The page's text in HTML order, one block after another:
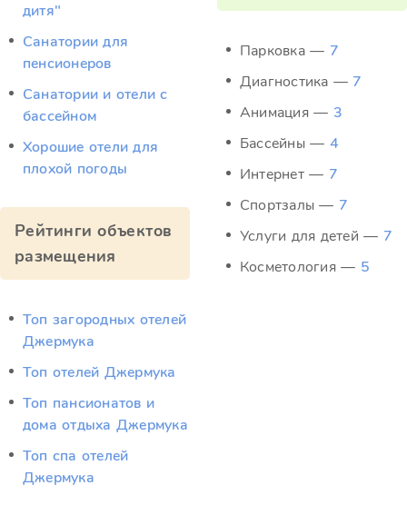
дитя"
Санатории для
пенсионеров
Санатории и отели с
бассейном
Хорошие отели для
плохой погоды
Рейтинги объектов
размещения
Топ загородных отелей
Джермука
Топ отелей Джермука
Топ пансионатов и
дома отдыха Джермука
Топ спа отелей
Джермука
Парковка — 7
Диагностика — 7
Анимация — 3
Бассейны — 4
Интернет — 7
Спортзалы — 7
Услуги для детей — 7
Косметология — 5